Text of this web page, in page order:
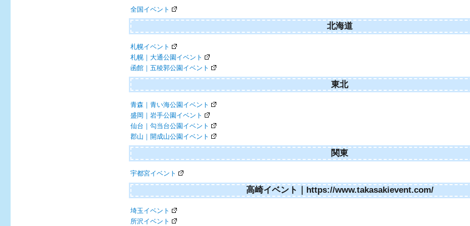
全国イベント
北海道
札幌イベント
札幌｜大通公園イベント
函館｜五稜郭公園イベント
東北
青森｜青い海公園イベント
盛岡｜岩手公園イベント
仙台｜勾当台公園イベント
郡山｜開成山公園イベント
関東
宇都宮イベント
高崎イベント｜https://www.takasakievent.com/
埼玉イベント
所沢イベント